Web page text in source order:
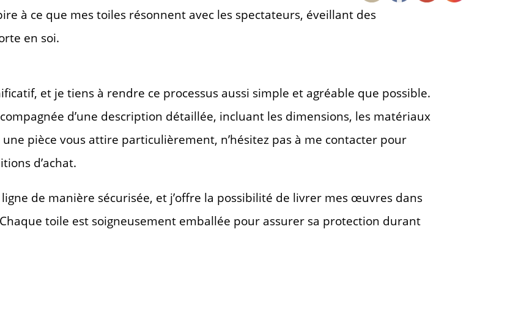
à ce que mes toiles résonnent avec les spectateurs, éveillant des
en soi.
et je tiens à rendre ce processus aussi simple et agréable que possible.
d’une description détaillée, incluant les dimensions, les matériaux
pièce vous attire particulièrement, n’hésitez pas à me contacter pour
d’achat.
de manière sécurisée, et j’offre la possibilité de livrer mes œuvres dans
toile est soigneusement emballée pour assurer sa protection durant